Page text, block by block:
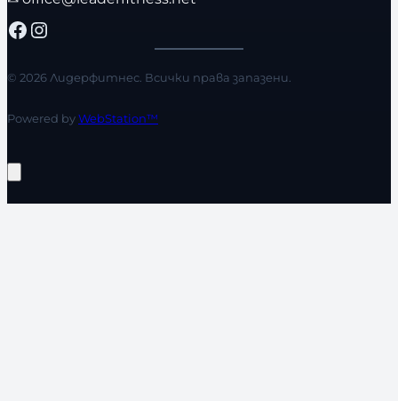
Facebook Instagram
© 2026 Лидерфитнес. Всички права запазени.
Powered byWebStation™